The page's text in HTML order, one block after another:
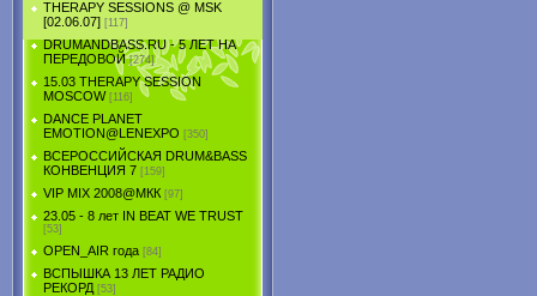
THERAPY SESSIONS @ MSK
[02.06.07] [117]
DRUMANDBASS.RU - 5 ЛЕТ НА
ПЕРЕДОВОЙ [274]
15.03 THERAPY SESSION
MOSCOW [116]
DANCE PLANET
EMOTION@LENEXPO [350]
ВСЕРОССИЙСКАЯ DRUM&BASS
КОНВЕНЦИЯ 7 [159]
VIP MIX 2008@МКК [97]
23.05 - 8 лет IN BEAT WE TRUST
[53]
OPEN_AIR года [84]
ВСПЫШКА 13 ЛЕТ РАДИО
РЕКОРД [53]